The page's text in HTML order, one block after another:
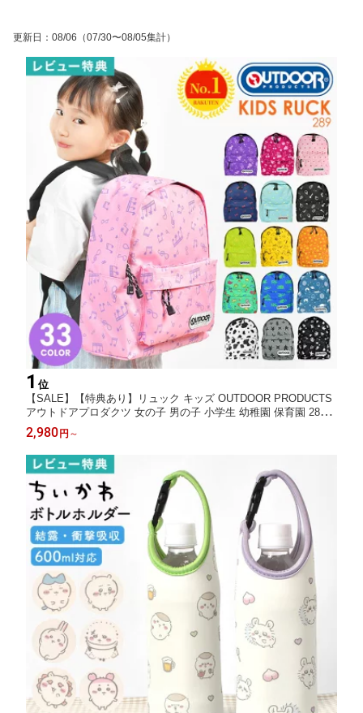
更新日 ： 08/06 （07/30〜08/05集計）
1 位
【SALE】【特典あり】リュック キッズ OUTDOOR PRODUCTS
アウトドアプロダクツ 女の子 男の子 小学生 幼稚園 保育園 289 1
1L ハーネス付き 軽量 キッズリュック リュックサック ブランド
子供 通園 通学 遠足 学童 低学年 カラフル 黒 星 ピンク ジュニア
かわいい おしゃれ
2,980円 ～